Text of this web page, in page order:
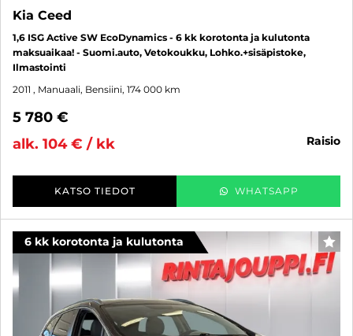
Kia Ceed
1,6 ISG Active SW EcoDynamics - 6 kk korotonta ja kulutonta
maksuaikaa! - Suomi.auto, Vetokoukku, Lohko.+sisäpistoke,
Ilmastointi
2011 , Manuaali, Bensiini, 174 000 km
5 780 €
alk. 104 € / kk
raisio
KATSO TIEDOT WHATSAPP
6 kk korotonta ja kulutonta